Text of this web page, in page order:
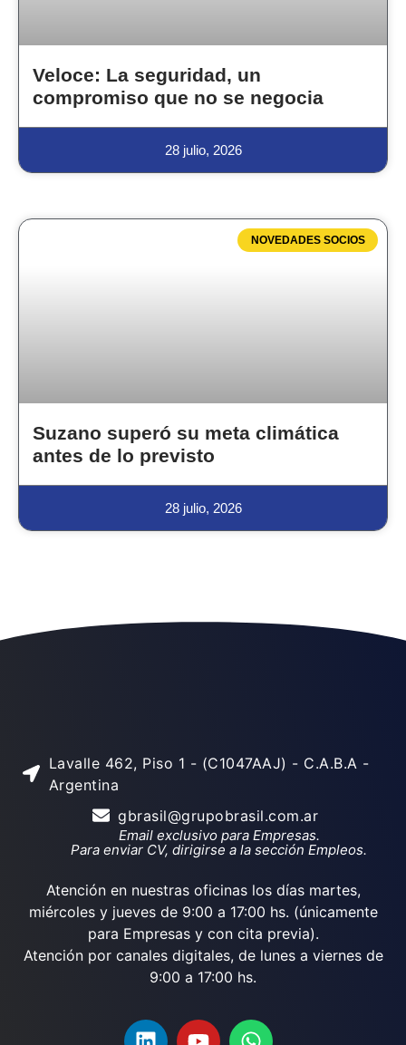
Veloce: La seguridad, un
compromiso que no se negocia
28 julio, 2026
NOVEDADES SOCIOS
Suzano superó su meta climática
antes de lo previsto
28 julio, 2026
Lavalle 462, Piso 1 - (C1047AAJ) - C.A.B.A -
Argentina
gbrasil@grupobrasil.com.ar
Email exclusivo para Empresas.
Para enviar CV, dirigirse a la sección Empleos.
Atención en nuestras oficinas los días martes,
miércoles y jueves de 9:00 a 17:00 hs. (únicamente
para Empresas y con cita previa).
Atención por canales digitales, de lunes a viernes de
9:00 a 17:00 hs.